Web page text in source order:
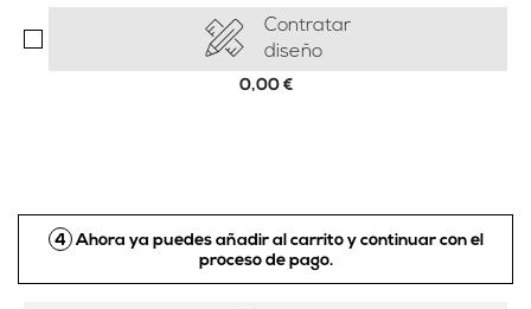
Contratar
diseño
0,00€
4 Ahora ya puedes añadir al carrito y continuar con el
proceso de pago.